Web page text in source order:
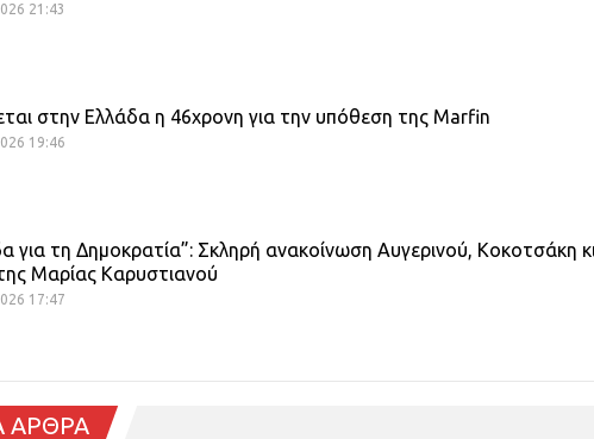
21:43
στην Ελλάδα η 46χρονη για την υπόθεση της Marfin
19:46
για τη Δημοκρατία”: Σκληρή ανακοίνωση Αυγερινού, Κοκοτσάκη
Μαρίας Καρυστιανού
17:47
ΑΡΘΡΑ